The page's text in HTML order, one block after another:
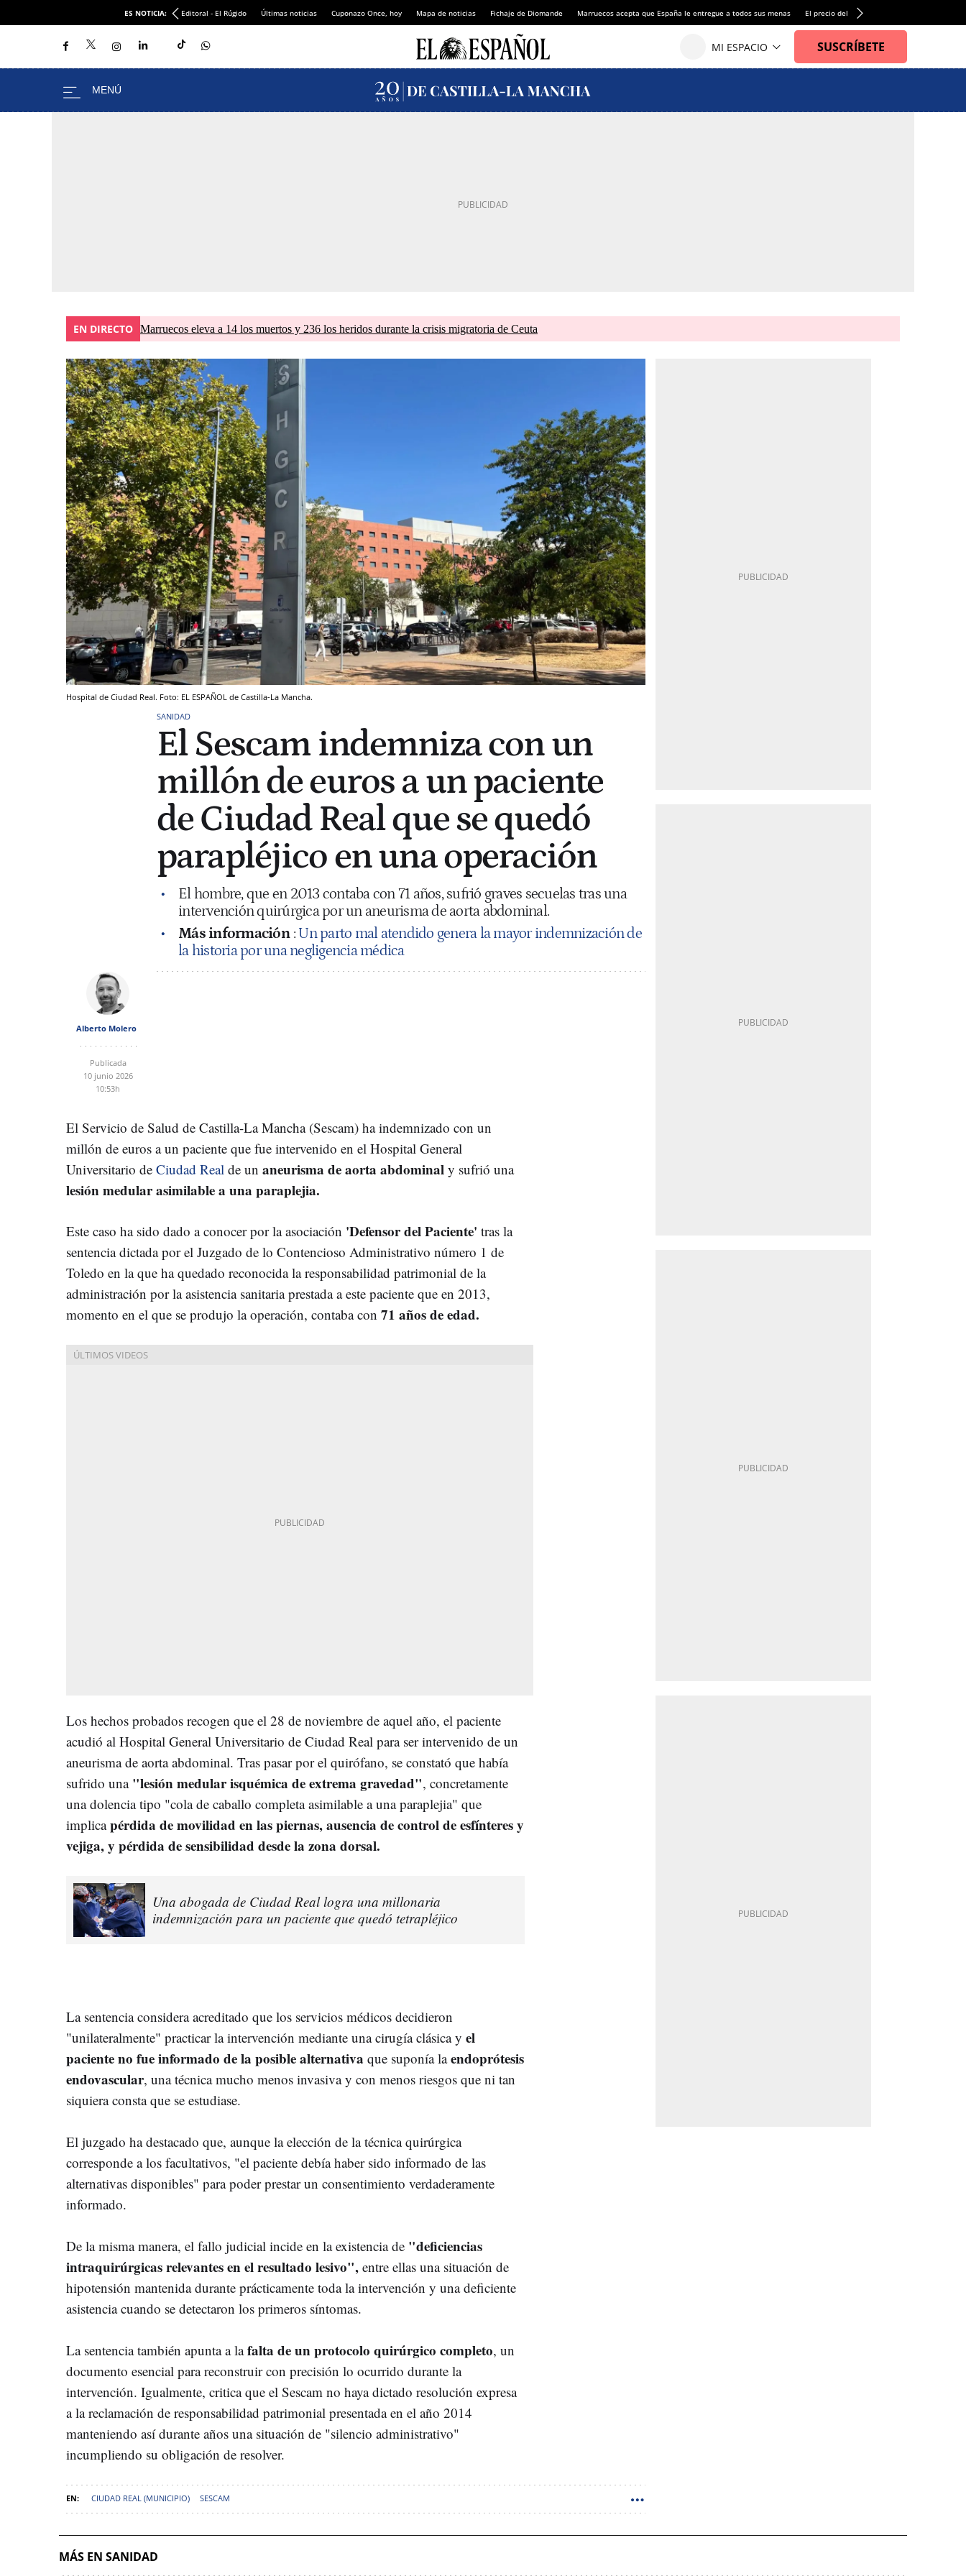
ES NOTICIA: Editoral - El Rúgido Últimas noticias Cuponazo Once, hoy Mapa de noticias Fichaje de Diomande Marruecos acepta que España le entregue a todos sus menas El precio del alquiler de vivienda baja por
EN DIRECTO Marruecos eleva a 14 los muertos y 236 los heridos durante la crisis migratoria de Ceuta
Hospital de Ciudad Real. Foto: EL ESPAÑOL de Castilla-La Mancha.
SANIDAD
El Sescam indemniza con un
millón de euros a un paciente
de Ciudad Real que se quedó
parapléjico en una operación
El hombre, que en 2013 contaba con 71 años, sufrió graves secuelas tras una
intervención quirúrgica por un aneurisma de aorta abdominal.
Más información : Un parto mal atendido genera la mayor indemnización de
la historia por una negligencia médica
Alberto Molero
Publicada
10 junio 2026
10:53h
El Servicio de Salud de Castilla-La Mancha (Sescam) ha indemnizado con un
millón de euros a un paciente que fue intervenido en el Hospital General
Universitario de Ciudad Real de un aneurisma de aorta abdominal y sufrió una
lesión medular asimilable a una paraplejia.
Este caso ha sido dado a conocer por la asociación 'Defensor del Paciente' tras la
sentencia dictada por el Juzgado de lo Contencioso Administrativo número 1 de
Toledo en la que ha quedado reconocida la responsabilidad patrimonial de la
administración por la asistencia sanitaria prestada a este paciente que en 2013,
momento en el que se produjo la operación, contaba con 71 años de edad.
Los hechos probados recogen que el 28 de noviembre de aquel año, el paciente
acudió al Hospital General Universitario de Ciudad Real para ser intervenido de un
aneurisma de aorta abdominal. Tras pasar por el quirófano, se constató que había
sufrido una"lesión medular isquémica de extrema gravedad", concretamente
una dolencia tipo "cola de caballo completa asimilable a una paraplejia" que
implicapérdida de movilidad en las piernas, ausencia de control de esfínteres y
vejiga, y pérdida de sensibilidad desde la zona dorsal.
Una abogada de Ciudad Real logra una millonaria
indemnización para un paciente que quedó tetrapléjico
La sentencia considera acreditado que los servicios médicos decidieron
"unilateralmente" practicar la intervención mediante una cirugía clásica y el
paciente no fue informado de la posible alternativa que suponía laendoprótesis
endovascular, una técnica mucho menos invasiva y con menos riesgos que ni tan
siquiera consta que se estudiase.
El juzgado ha destacado que, aunque la elección de la técnica quirúrgica
corresponde a los facultativos, "el paciente debía haber sido informado de las
alternativas disponibles" para poder prestar un consentimiento verdaderamente
informado.
De la misma manera, el fallo judicial incide en la existencia de "deficiencias
intraquirúrgicas relevantes en el resultado lesivo", entre ellas una situación de
hipotensión mantenida durante prácticamente toda la intervención y una deficiente
asistencia cuando se detectaron los primeros síntomas.
La sentencia también apunta a lafalta de un protocolo quirúrgico completo, un
documento esencial para reconstruir con precisión lo ocurrido durante la
intervención. Igualmente, critica que el Sescam no haya dictado resolución expresa
a la reclamación de responsabilidad patrimonial presentada en el año 2014
manteniendo así durante años una situación de "silencio administrativo"
incumpliendo su obligación de resolver.
CIUDAD REAL (MUNICIPIO) SESCAM
MÁS EN SANIDAD